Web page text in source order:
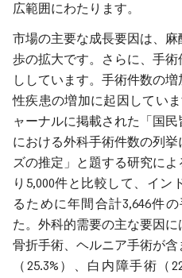
広範囲にわたります。
市場の主要な成長要因は、
歩の拡大です。さらに、手
ししています。手術件数の
性疾患の増加に起因してい
ャーナルに掲載された「国
における外科手術件数の列
ズの推定」と題する研究に
り5,000件と比較して、イン
るために年間合計3,646件
た。外科的需要の主な要因に
骨折手術、ヘルニア手術が
（25.3%）、白内障手術（